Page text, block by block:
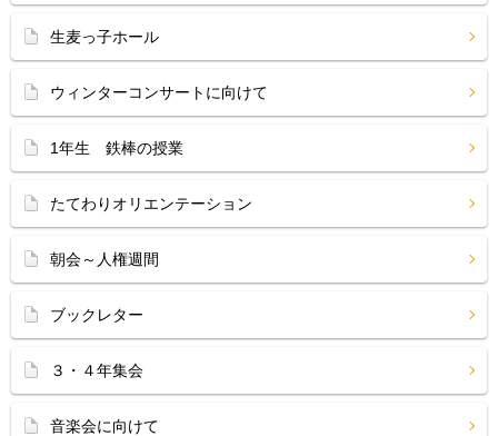
生麦っ子ホール
ウィンターコンサートに向けて
1年生 鉄棒の授業
たてわりオリエンテーション
朝会～人権週間
ブックレター
３・４年集会
音楽会に向けて